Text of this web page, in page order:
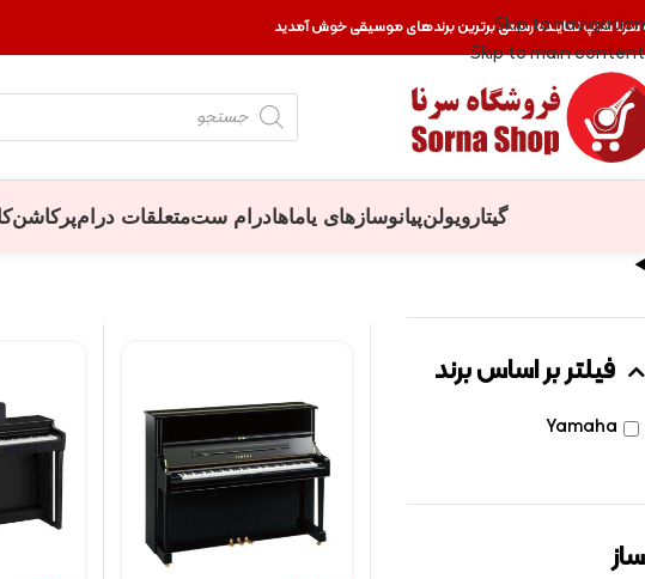
Skip to navigation
Skip to main content
سرنا شاپ نماینده رسمی برترین برندهای موسیقی خوش آمدید
گیتار ویولنپیانوسازهای یاماهادرام ستمتعلقات درامپرکاشن
فیلتر بر اساس برند
Yamaha
ساز